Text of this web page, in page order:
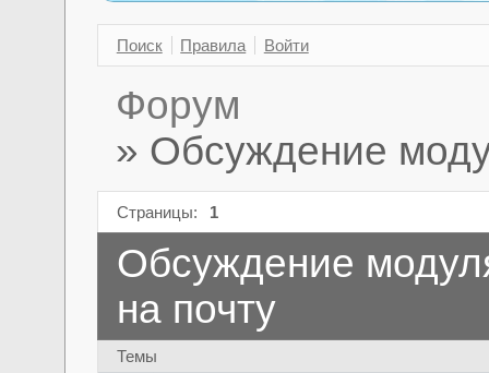
Поиск Правила Войти
Форум
» Обсуждение
Страницы: 1
Обсуждение
на почту
Темы